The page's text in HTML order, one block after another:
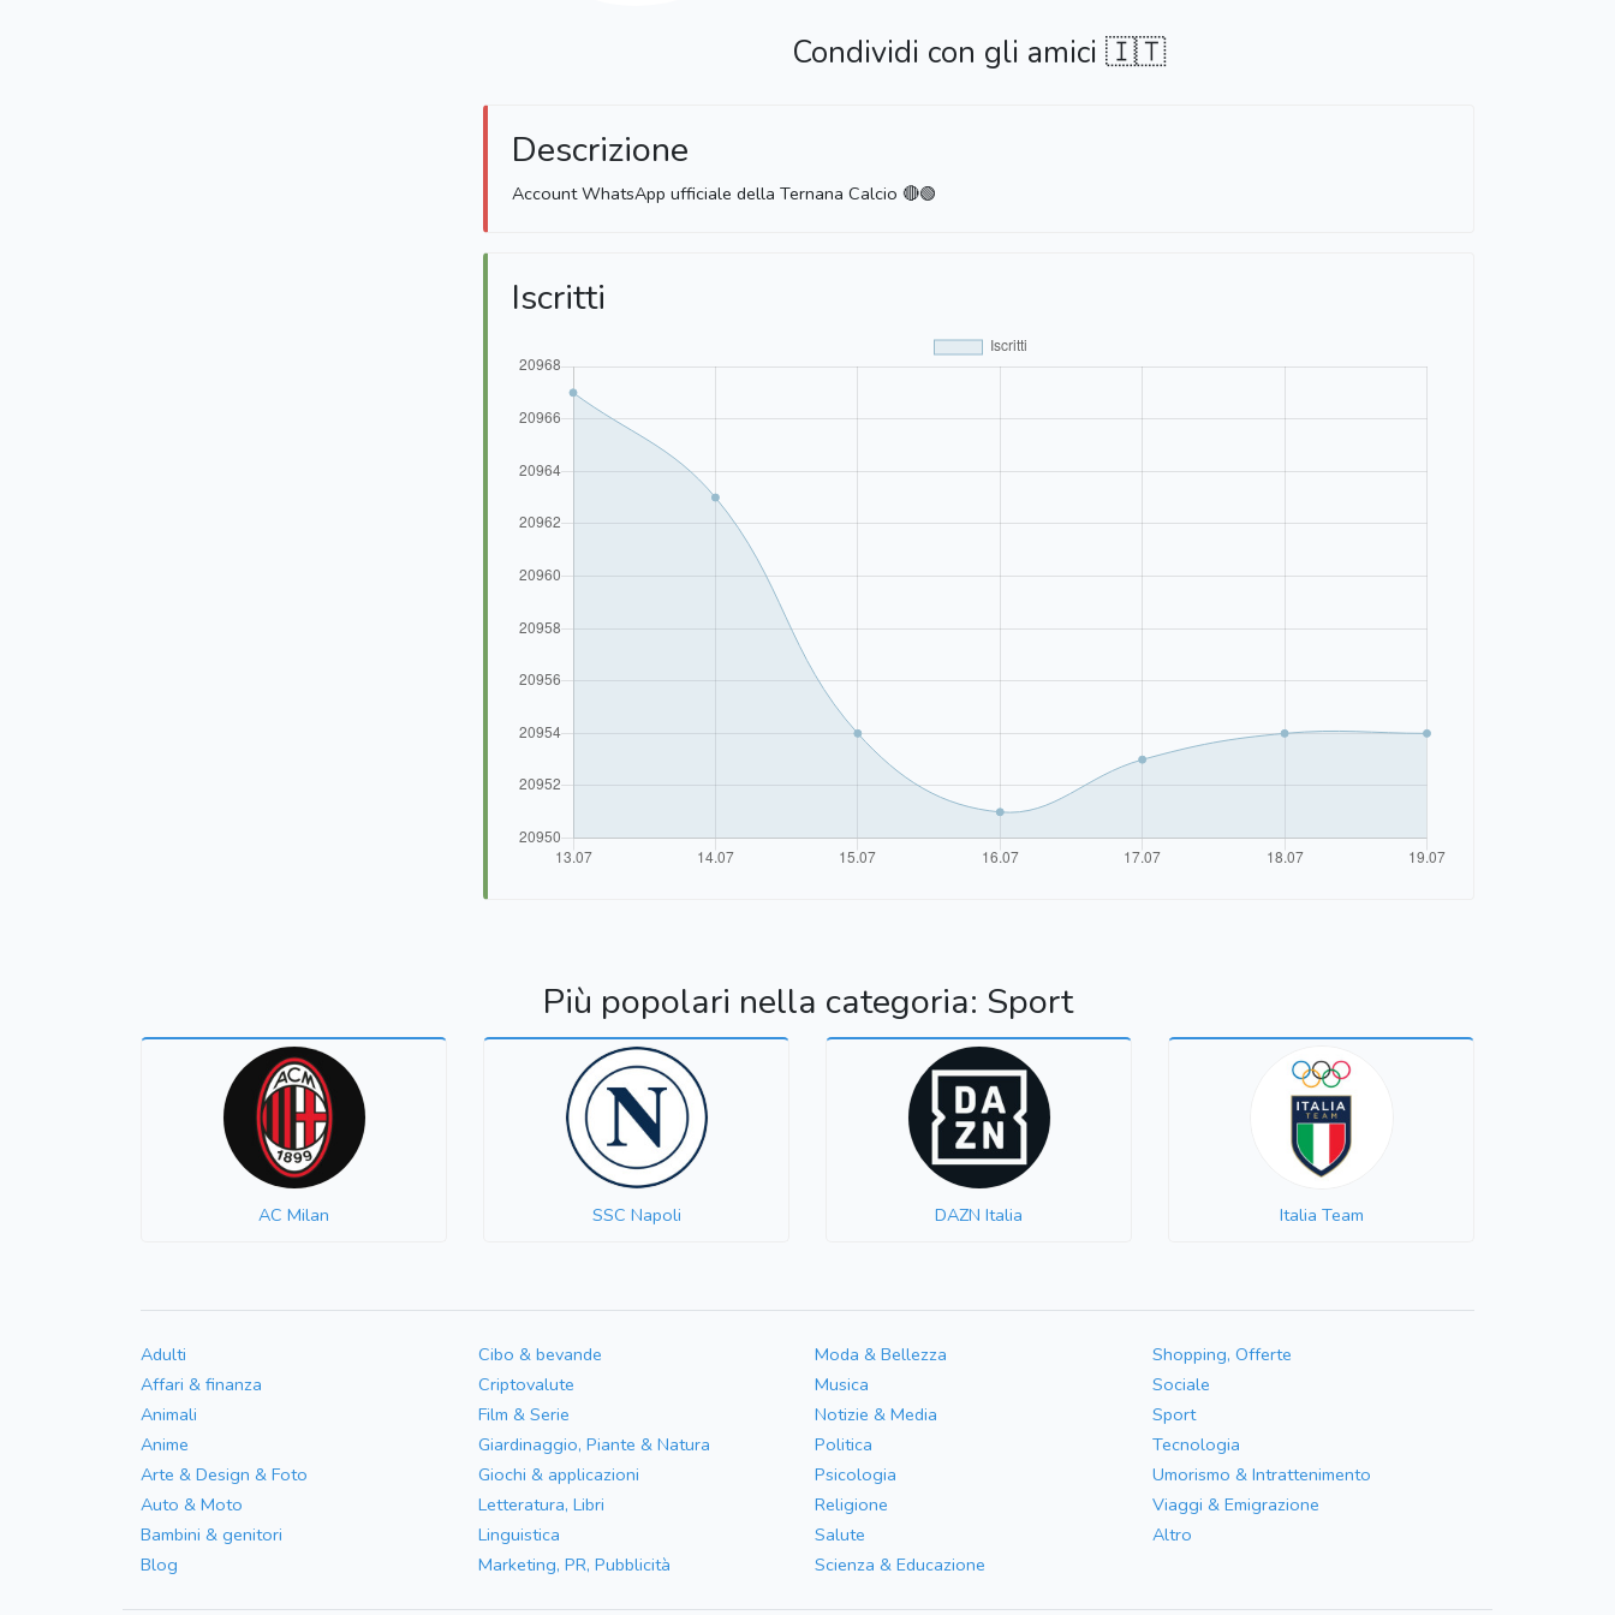
Condividi con gli amici 🇮🇹
Descrizione
Account WhatsApp ufficiale della Ternana Calcio 🔴🟢
Iscritti
Più popolari nella categoria: Sport
AC Milan SSC Napoli DAZN Italia Italia Team
Adulti
Affari & finanza
Animali
Anime
Arte & Design & Foto
Auto & Moto
Bambini & genitori
Blog
Cibo & bevande
Criptovalute
Film & Serie
Giardinaggio, Piante & Natura
Giochi & applicazioni
Letteratura, Libri
Linguistica
Marketing, PR, Pubblicità
Moda & Bellezza
Musica
Notizie & Media
Politica
Psicologia
Religione
Salute
Scienza & Educazione
Shopping, Offerte
Sociale
Sport
Tecnologia
Umorismo & Intrattenimento
Viaggi & Emigrazione
Altro